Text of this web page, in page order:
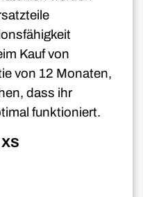
Kauf von
von 12 Monaten,
dass ihr
funktioniert.